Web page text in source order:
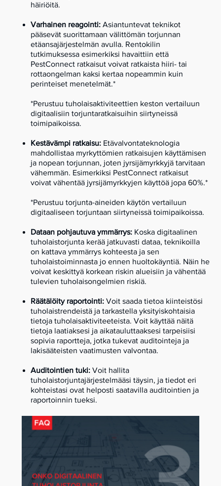
häiriöitä.
Varhainen reagointi: Asiantuntevat teknikot
pääsevät suorittamaan välittömän torjunnan
etäansajärjestelmän avulla. Rentokilin
tutkimuksessa esimerkiksi havaittiin että
PestConnect ratkaisut voivat ratkaista hiiri- tai
rottaongelman kaksi kertaa nopeammin kuin
perinteiset menetelmät.*
*Perustuu tuholaisaktiviteettien keston vertailuun
digitaalisiin torjuntaratkaisuihin siirtyneissä
toimipaikoissa.
Kestävämpi ratkaisu: Etävalvontateknologia
mahdollistaa myrkyttömien ratkaisujen käyttämisen
ja nopean torjunnan, joten jyrsijämyrkkyjä tarvitaan
vähemmän. Esimerkiksi PestConnect ratkaisut
voivat vähentää jyrsijämyrkkyjen käyttöä jopa 60%.*
*Perustuu torjunta-aineiden käytön vertailuun
digitaaliseen torjuntaan siirtyneissä toimipaikoissa.
Dataan pohjautuva ymmärrys: Koska digitaalinen
tuholaistorjunta kerää jatkuvasti dataa, teknikoilla
on kattava ymmärrys kohteesta ja sen
tuholaistoiminnasta jo ennen huoltokäyntiä. Näin he
voivat keskittyä korkean riskin alueisiin ja vähentää
tulevien tuholaisongelmien riskiä.
Räätälöity raportointi: Voit saada tietoa kiinteistösi
tuholaistrendeistä ja tarkastella yksityiskohtaisia
tietoja tuholaisaktiviteeteista. Voit käyttää näitä
tietoja laatiaksesi ja aikatauluttaaksesi tarpeisiisi
sopivia raportteja, jotka tukevat auditointeja ja
lakisääteisten vaatimusten valvontaa.
Auditointien tuki: Voit hallita
tuholaistorjuntajärjestelmääsi täysin, ja tiedot eri
kohteistasi ovat helposti saatavilla auditointien ja
raportoinnin tueksi.